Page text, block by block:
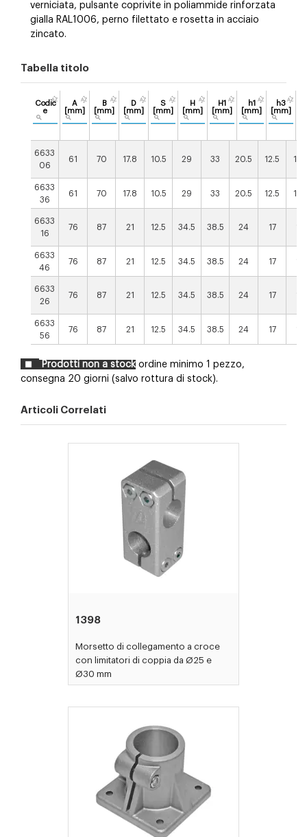
verniciata, pulsante coprivite in poliammide rinforzata
gialla RAL1006, perno filettato e rosetta in acciaio
zincato.
Tabella titolo
Codic
e
A
[mm]
B
[mm]
D
[mm]
S
[mm]
H
[mm]
H1
[mm]
h1
[mm]
h3
[mm]
6633
06
61 70 17.8 10.5 29 33 20.5 12.5
6633
36
61 70 17.8 10.5 29 33 20.5 12.5
6633
16
76 87 21 12.5 34.5 38.5 24 17
6633
46
76 87 21 12.5 34.5 38.5 24 17
6633
26
76 87 21 12.5 34.5 38.5 24 17
6633
56
76 87 21 12.5 34.5 38.5 24 17
Prodotti non a stock ordine minimo 1 pezzo,
consegna 20 giorni (salvo rottura di stock).
Articoli Correlati
1398
Morsetto di collegamento a croce
con limitatori di coppia da Ø25 e
Ø30 mm